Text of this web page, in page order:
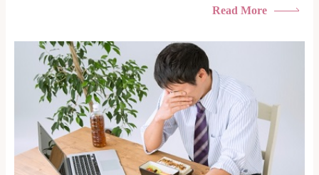
られたくない・借金の催促、取り立てで憂鬱になる。・闇金に
がありま...
Read More